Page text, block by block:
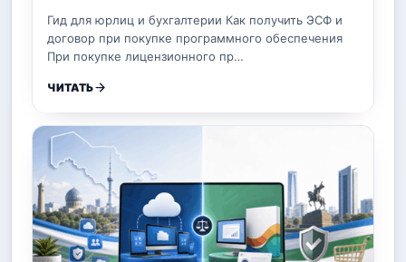
Гид для юрлиц и бухгалтерии Как получить ЭСФ и
договор при покупке программного обеспечения
При покупке лицензионного пр…
ЧИТАТЬ